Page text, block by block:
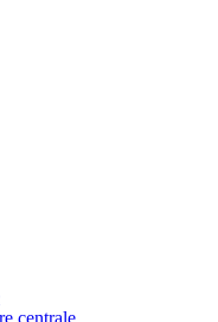
centrale